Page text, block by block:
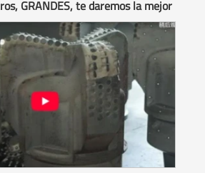
GRANDES, te daremos la mejor
experiencia.